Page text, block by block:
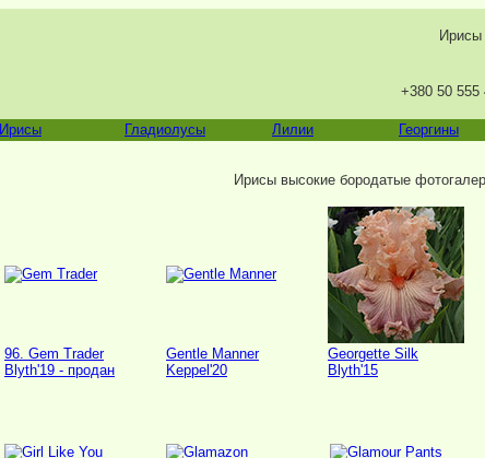
Ирисы
+380 50 555
Ирисы Гладиолусы Лилии Георгины
Ирисы высокие бородатые
96. Gem Trader
Blyth'19 - продан
Gentle Manner
Keppel'20
Georgette Silk
Blyth'15